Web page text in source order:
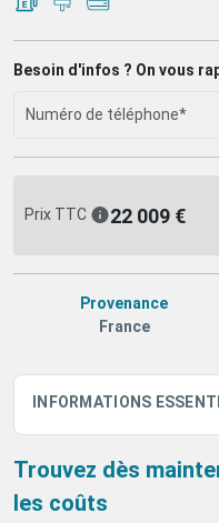
Besoin d'infos ? On vous
Prix TTC 22 009 €
Provenance
France
INFORMATIONS
Trouvez dès
les coûts